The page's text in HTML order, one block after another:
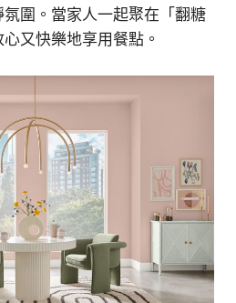
圍。當家人一起聚在「翻糖
又快樂地享用餐點。